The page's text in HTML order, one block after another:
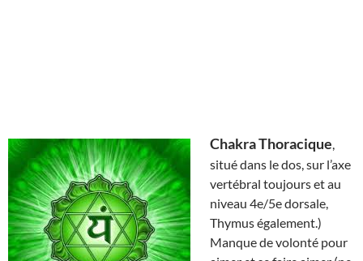
Chakra Thoracique,
situé dans le dos, sur l’axe
vertébral toujours et au
niveau 4e/5e dorsale,
Thymus également.)
Manque de volonté pour